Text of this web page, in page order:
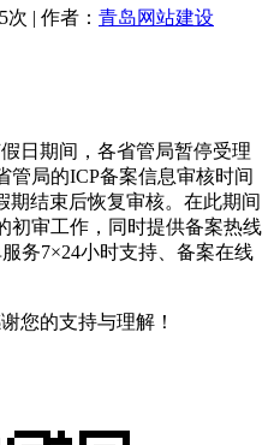
| 作者： 青岛网站建设
日期间，各省管局暂停受理
管局的ICP备案信息审核时间
期结束后恢复审核。在此期间
初审工作，同时提供备案热线
务7×24小时支持、备案在线
您的支持与理解！